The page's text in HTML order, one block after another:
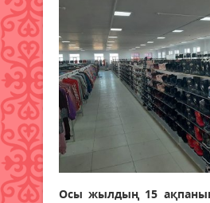
Осы жылдың 15